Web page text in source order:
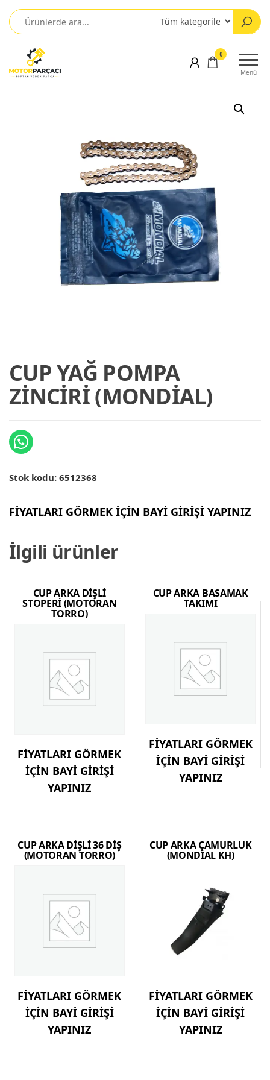
Menü
0
CUP YAĞ POMPA
ZİNCİRİ (MONDİAL)
Stok kodu: 6512368
FİYATLARI GÖRMEK İÇİN BAYİ GİRİŞİ YAPINIZ
İlgili ürünler
CUP ARKA DİŞLİ
STOPERİ (MOTORAN
TORRO)
FİYATLARI GÖRMEK
İÇİN BAYİ GİRİŞİ
YAPINIZ
CUP ARKA BASAMAK
TAKIMI
FİYATLARI GÖRMEK
İÇİN BAYİ GİRİŞİ
YAPINIZ
CUP ARKA DİŞLİ 36 DİŞ
(MOTORAN TORRO)
FİYATLARI GÖRMEK
İÇİN BAYİ GİRİŞİ
YAPINIZ
CUP ARKA ÇAMURLUK
(MONDİAL KH)
FİYATLARI GÖRMEK
İÇİN BAYİ GİRİŞİ
YAPINIZ